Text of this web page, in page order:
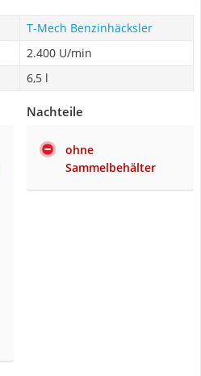
T-Mech Benzinhäcksler
2.400 U/min
6,5 l
Nachteile
ohne
Sammelbehälter